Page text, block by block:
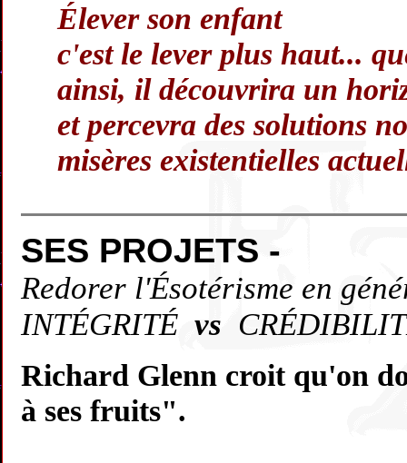
Élever son enfant
c'est le lever plus haut...
ainsi, il découvrira un
et percevra des solutions
misères existentielles
SES PROJETS -
Redorer l'Ésotérisme en
INTÉGRITÉ vs
Richard Glenn croit qu'on
à ses fruits".